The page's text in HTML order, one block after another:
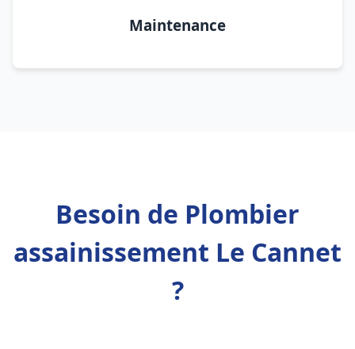
Maintenance
Besoin de Plombier
assainissement Le Cannet
?